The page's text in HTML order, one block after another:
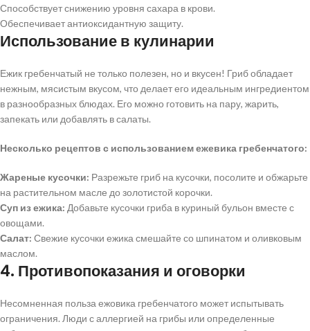
Способствует снижению уровня сахара в крови.
Обеспечивает антиоксидантную защиту.
Использование в кулинарии
Ежик гребенчатый не только полезен, но и вкусен! Гриб обладает
нежным, мясистым вкусом, что делает его идеальным ингредиентом
в разнообразных блюдах. Его можно готовить на пару, жарить,
запекать или добавлять в салаты.
Несколько рецептов с использованием ежевика гребенчатого:
Жареные кусочки: Разрежьте гриб на кусочки, посолите и обжарьте
на растительном масле до золотистой корочки.
Суп из ежика: Добавьте кусочки гриба в куриный бульон вместе с
овощами.
Салат: Свежие кусочки ежика смешайте со шпинатом и оливковым
маслом.
4. Противопоказания и оговорки
Несомненная польза ежовика гребенчатого может испытывать
ограничения. Люди с аллергией на грибы или определенные